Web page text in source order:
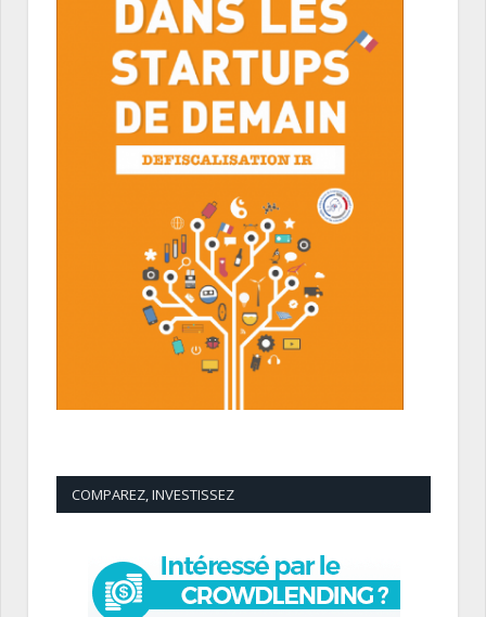
COMPAREZ, INVESTISSEZ